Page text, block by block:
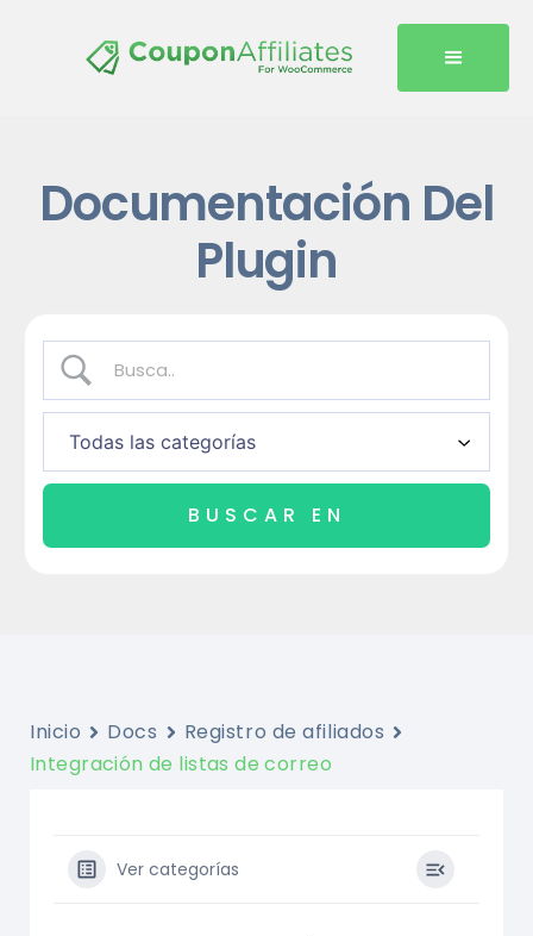
Documentación Del
Plugin
Inicio Docs
Registro de afiliados
Integración de listas de correo
Ver categorías